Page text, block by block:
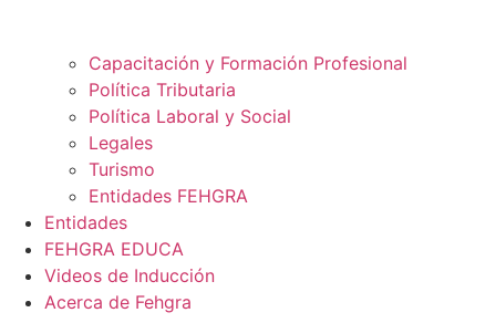
Capacitación y Formación Profesional
Política Tributaria
Política Laboral y Social
Legales
Turismo
Entidades FEHGRA
Entidades
FEHGRA EDUCA
Videos de Inducción
Acerca de Fehgra